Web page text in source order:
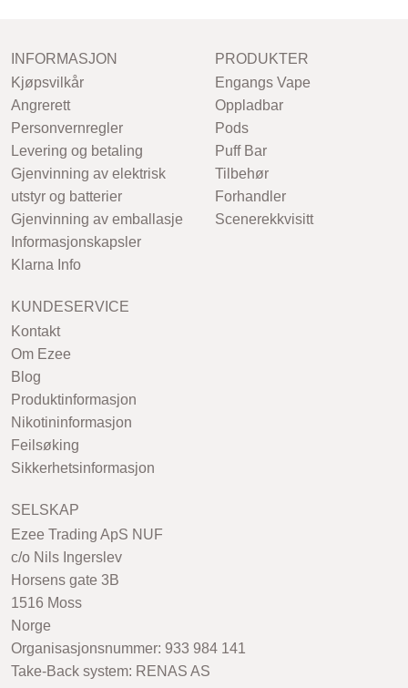
INFORMASJON
Kjøpsvilkår
Angrerett
Personvernregler
Levering og betaling
Gjenvinning av elektrisk
utstyr og batterier
Gjenvinning av emballasje
Informasjonskapsler
Klarna Info
PRODUKTER
Engangs Vape
Oppladbar
Pods
Puff Bar
Tilbehør
Forhandler
Scenerekkvisitt
KUNDESERVICE
Kontakt
Om Ezee
Blog
Produktinformasjon
Nikotininformasjon
Feilsøking
Sikkerhetsinformasjon
SELSKAP
Ezee Trading ApS NUF
c/o Nils Ingerslev
Horsens gate 3B
1516 Moss
Norge
Organisasjonsnummer: 933 984 141
Take-Back system: RENAS AS